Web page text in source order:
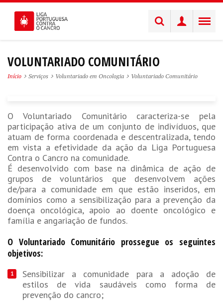
VOLUNTARIADO COMUNITÁRIO
Início Serviços Voluntariado em Oncologia Voluntariado Comunitário
O Voluntariado Comunitário caracteriza-se pela
participação ativa de um conjunto de indivíduos, que
atuam de forma coordenada e descentralizada, tendo
em vista a efetividade da ação da Liga Portuguesa
Contra o Cancro na comunidade.
É desenvolvido com base na dinâmica de ação de
grupos de voluntários que desenvolvem ações
de/para a comunidade em que estão inseridos, em
domínios como a sensibilização para a prevenção da
doença oncológica, apoio ao doente oncológico e
família e angariação de fundos.
O Voluntariado Comunitário prossegue os seguintes
objetivos:
Sensibilizar a comunidade para a adoção de
estilos de vida saudáveis como forma de
prevenção do cancro;